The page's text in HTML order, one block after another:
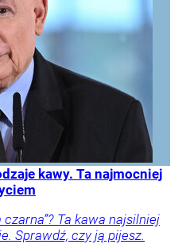
kawy. Ta najmocniej
czarna”? Ta kawa najsilniej
Sprawdź, czy ją pijesz.